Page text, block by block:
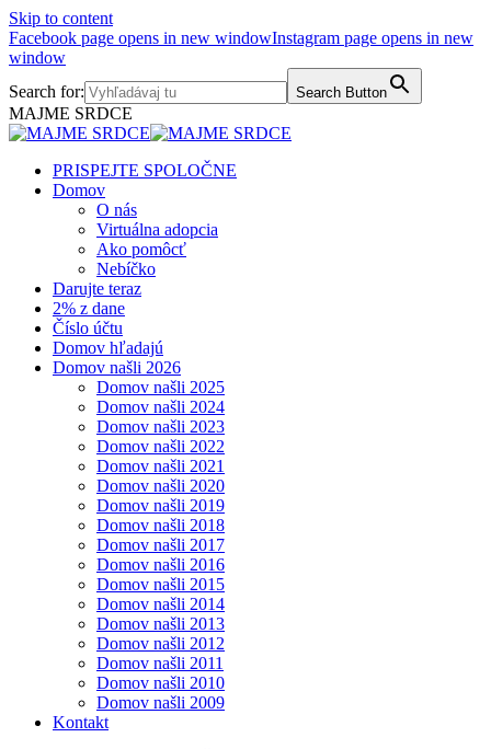
Skip to content
Facebook page opens in new windowInstagram page opens in new
window
Search for:
Search Button
MAJME SRDCE
PRISPEJTE SPOLOČNE
Domov
O nás
Virtuálna adopcia
Ako pomôcť
Nebíčko
Darujte teraz
2% z dane
Číslo účtu
Domov hľadajú
Domov našli 2026
Domov našli 2025
Domov našli 2024
Domov našli 2023
Domov našli 2022
Domov našli 2021
Domov našli 2020
Domov našli 2019
Domov našli 2018
Domov našli 2017
Domov našli 2016
Domov našli 2015
Domov našli 2014
Domov našli 2013
Domov našli 2012
Domov našli 2011
Domov našli 2010
Domov našli 2009
Kontakt